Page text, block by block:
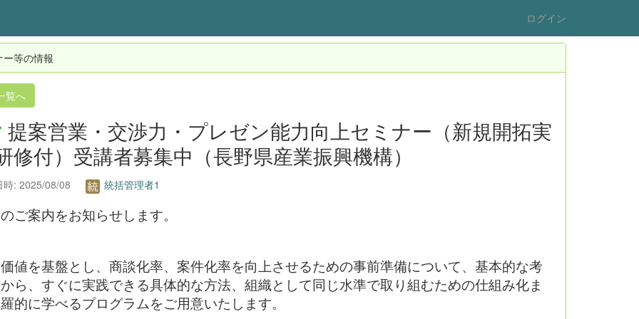
ログイン
ー等の情報
覧へ
提案営業・交渉力・プレゼン能力向上セミナー（新規開拓実
修付）受講者募集中（長野県産業振興機構）
時: 2025/08/08 統括管理者1
ご案内をお知らせします。
値を基盤とし、商談化率、案件化率を向上させるための事前準備について、基本的な考
ら、すぐに実践できる具体的な方法、組織として同じ水準で取り組むための仕組み化ま
的に学べるプログラムをご用意いたします。